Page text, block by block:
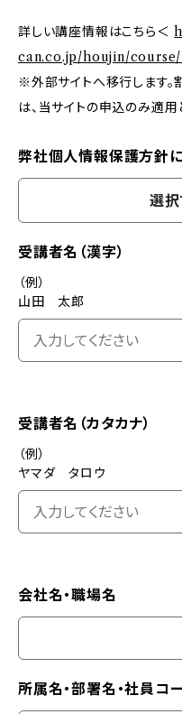
詳しい講座情報はこちら＜
can.co.jp/houjin/
※外部サイトへ移行します
は、当サイトの申込のみ適用
弊社個人情報保護方針
選択
受講者名（漢字）
（例）
山田 太郎
受講者名（カタカナ）
（例）
ヤマダ タロウ
会社名・職場名
所属名・部署名・社員コ